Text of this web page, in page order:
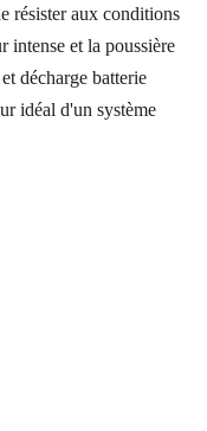
résister aux conditions
intense et la poussière
décharge batterie
idéal d'un système